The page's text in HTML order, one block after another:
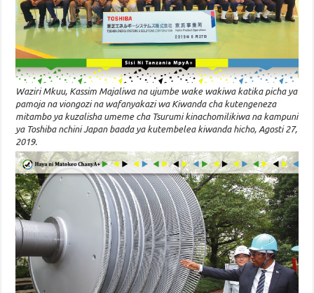
Waziri Mkuu, Kassim Majaliwa na ujumbe wake wakiwa katika picha ya
pamoja na viongozi na wafanyakazi wa Kiwanda cha kutengeneza
mitambo ya kuzalisha umeme cha Tsurumi kinachomilikiwa na kampuni
ya Toshiba nchini Japan baada ya kutembelea kiwanda hicho, Agosti 27,
2019.